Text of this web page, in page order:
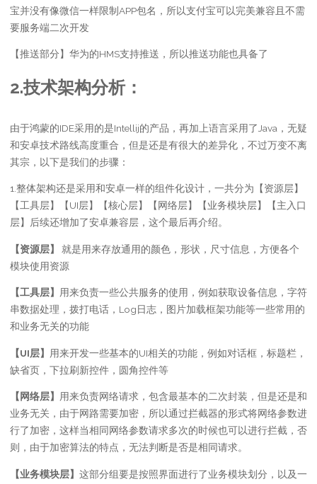
宝并没有像微信一样限制APP包名，所以支付宝可以完美兼容且不需
要服务端二次开发
【推送部分】华为的HMS支持推送，所以推送功能也具备了
2.技术架构分析：
由于鸿蒙的IDE采用的是Intellij的产品，再加上语言采用了Java，无疑
和安卓技术路线高度重合，但是还是有很大的差异化，不过万变不离
其宗，以下是我们的步骤：
1.整体架构还是采用和安卓一样的组件化设计，一共分为【资源层】
【工具层】【UI层】【核心层】【网络层】【业务模块层】【主入口
层】后续还增加了安卓兼容层，这个最后再介绍。
【资源层】
就是用来存放通用的颜色，形状，尺寸信息，方便各个
模块使用资源
【工具层】 用来负责一些公共服务的使用，例如获取设备信息，字符
串数据处理，拨打电话，Log日志，图片加载框架功能等一些常用的
和业务无关的功能
【UI层】
用来开发一些基本的UI相关的功能，例如对话框，标题栏，
缺省页，下拉刷新控件，圆角控件等
【网络层】 用来负责网络请求，包含最基本的二次封装，但是还是和
业务无关，由于网路需要加密，所以通过拦截器的形式将网络参数进
行了加密，这样当相同网络参数请求多次的时候也可以进行拦截，否
则，由于加密算法的特点，无法判断是否是相同请求。
【业务模块层】 这部分组要是按照界面进行了业务模块划分，以及一